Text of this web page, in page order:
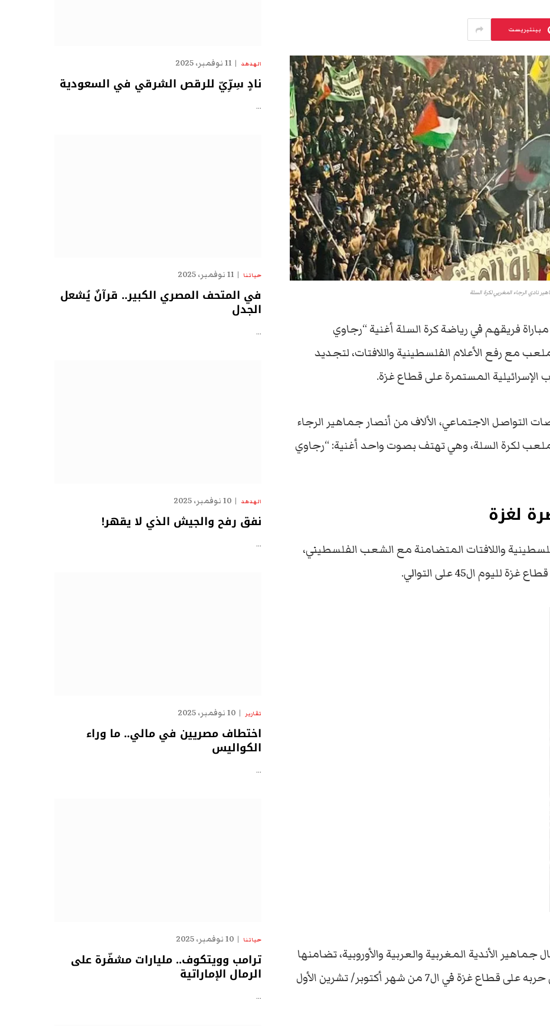
بينتيريست
نادي الرجاء المغربي لكرة السلة
فريقهم في رياضة كرة السلة أغنية “رجاوي
مع رفع الأعلام الفلسطينية واللافتات، لتجديد
المستمرة على قطاع غزة.
التواصل الاجتماعي، الألاف من أنصار جماهير الرجاء
لكرة السلة، وهي تهتف بصوت واحد أغنية: “رجاوي
لغزة
واللافتات المتضامنة مع الشعب الفلسطيني،
ال45 على التوالي.
الأندية المغربية والعربية والأوروبية، تضامنها
، منذ إعلان الاحتلال الإسرائيلي حربه على قطاع غزة في ال7 من شهر أكتوبر/ تشرين الأول
الهدهد 11 نوفمبر، 2025
نادٍ سِرِّيّ للرقص الشرقي في السعودية
…
حياتنا 11 نوفمبر، 2025
في المتحف المصري الكبير.. قرآنٌ يُشعل
الجدل
…
الهدهد 10 نوفمبر، 2025
نفق رفح والجيش الذي لا يقهر!
…
تقارير 10 نوفمبر، 2025
اختطاف مصريين في مالي.. ما وراء
الكواليس
…
حياتنا 10 نوفمبر، 2025
ترامب وويتكوف.. مليارات مشفّرة على
الرمال الإماراتية
…